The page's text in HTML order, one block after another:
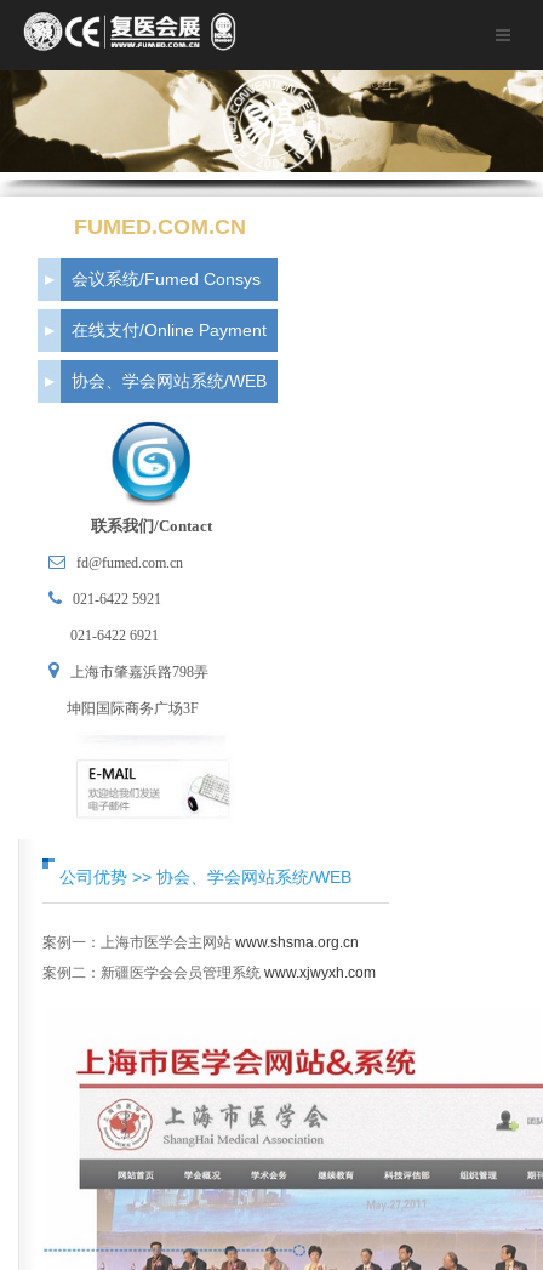
FUMED.COM.CN
会议系统/Fumed Consys
在线支付/Online Payment
协会、学会网站系统/WEB
联系我们/Contact
fd@fumed.com.cn
021-6422 5921
021-6422 6921
上海市肇嘉浜路798弄
坤阳国际商务广场3F
公司优势 >> 协会、学会网站系统/WEB
案例一：上海市医学会主网站 www.shsma.org.cn
案例二：新疆医学会会员管理系统 www.xjwyxh.com